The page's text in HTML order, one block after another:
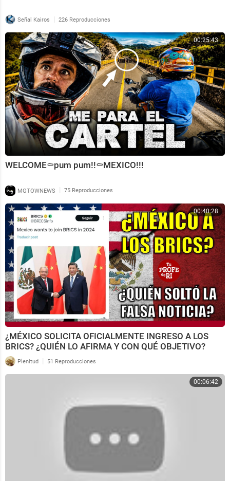
Señal Kairos | 226 Reproducciones
00:25:43
WELCOME⚰️pum pum!!⚰️MEXICO!!!
MGTOWNEWS | 75 Reproducciones
00:40:28
¿MÉXICO SOLICITA OFICIALMENTE INGRESO A LOS
BRICS? ¿QUIÉN LO AFIRMA Y CON QUÉ OBJETIVO?
Plenitud | 51 Reproducciones
00:06:42